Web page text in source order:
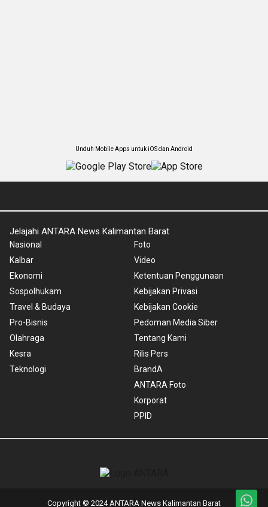
Unduh Mobile Apps untuk iOS dan Android
Jelajahi ANTARA News Kalimantan Barat
Nasional
Kalbar
Ekonomi
Sospolhukam
Travel & Budaya
Pro-Bisnis
Olahraga
Kesra
Teknologi
Foto
Video
Ketentuan Penggunaan
Kebijakan Privasi
Kebijakan Cookie
Pedoman Media Siber
Tentang Kami
Rilis Pers
BrandA
ANTARA Foto
Korporat
PPID
Copyright © 2024 ANTARA News Kalimantan Barat